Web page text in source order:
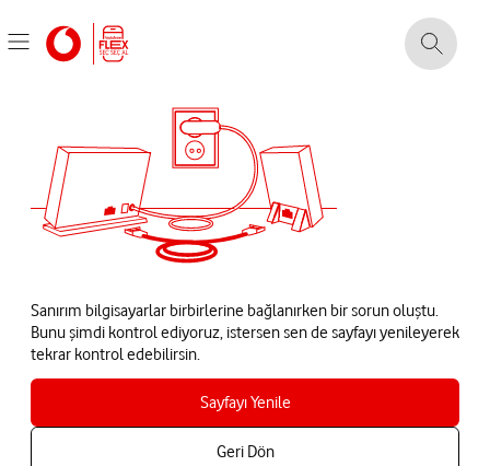
Sanırım bilgisayarlar birbirlerine bağlanırken bir sorun oluştu.
Bunu şimdi kontrol ediyoruz, istersen sen de sayfayı yenileyerek
tekrar kontrol edebilirsin.
Sayfayı Yenile
Geri Dön